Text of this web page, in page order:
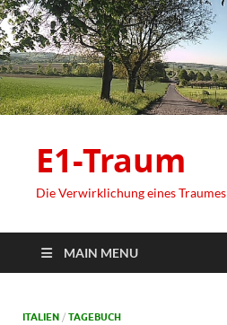
E1-Traum
Die Verwirklichung eines Traumes
MAIN MENU
ITALIEN / TAGEBUCH